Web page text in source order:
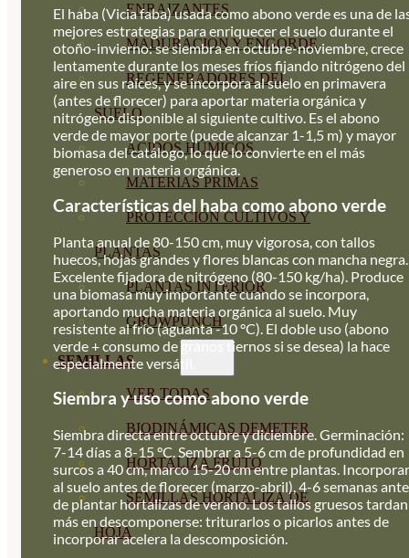
ENRAIZANTES
MADURACIÓN Y ENGORDE
REGENERADORES DEL
SUELO
ÁCIDOS HÚMICOS
MATERIAS PRIMAS
PROTECCIÓN CULTIVOS Y
PLANTAS
PLANTAS INTERIOR
GROWPUNCH
SEMILLAS
VER TODAS
BIODINÁMICAS DEMETER
HORTALIZA FRUTO
SEMILLAS HORTALIZA DE
HOJA
El haba (Vicia faba) usada como abono verde es una de
mejores estrategias para enriquecer el suelo durante el
otoño-invierno: se siembra en octubre-noviembre, crece
lentamente durante los meses fríos fijando nitrógeno del
aire en sus raíces, y se incorpora al suelo en primavera
(antes de florecer) para aportar materia orgánica y
nitrógeno disponible al siguiente cultivo. Es el abono
verde de mayor porte (puede alcanzar 1-1,5 m) y mayor
biomasa del catálogo, lo que lo convierte en el más
generoso en materia orgánica.
Características del haba como abono verde
Planta anual de 80-150 cm, muy vigorosa, con tallos
huecos, hojas grandes y flores blancas con mancha negra.
Excelente fijadora de nitrógeno (80-150 kg/ha). Produce
una biomasa muy importante cuando se incorpora,
aportando mucha materia orgánica al suelo. Muy
resistente al frío (aguanta -10 °C). El doble uso (abono
verde + consumo de granos tiernos si se desea) la hace
especialmente versátil.
Siembra y uso como abono verde
Siembra directa entre octubre y diciembre. Germinación:
7-14 días a 8-15 °C. Sembrar a 5-6 cm de profundidad en
surcos a 40 cm, marco 15-20 cm entre plantas. Incorporar
al suelo antes de florecer (marzo-abril), 4-6 semanas
de plantar hortalizas de verano. Los tallos gruesos tardan
más en descomponerse: triturarlos o picarlos antes de
incorporar acelera la descomposición.